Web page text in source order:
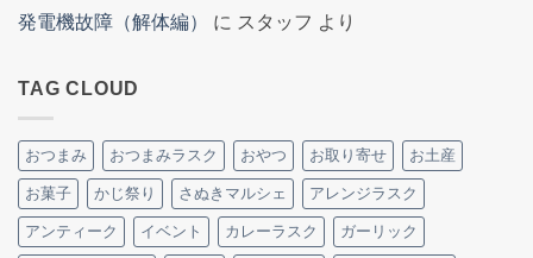
発電機故障（解体編） に スタッフ より
TAG CLOUD
おつまみ おつまみラスク おやつ お取り寄せ お土産
お菓子 かじ祭り さぬきマルシェ アレンジラスク
アンティーク イベント カレーラスク ガーリック